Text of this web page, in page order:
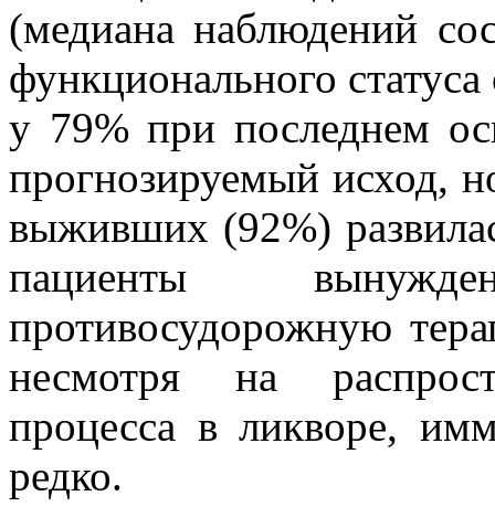
(медиана наблюдений
функционального
у 79% при последнем
прогнозируемый исход,
выживших (92%)
пациенты
противосудорожную
несмотря на
процесса в ликворе,
редко.